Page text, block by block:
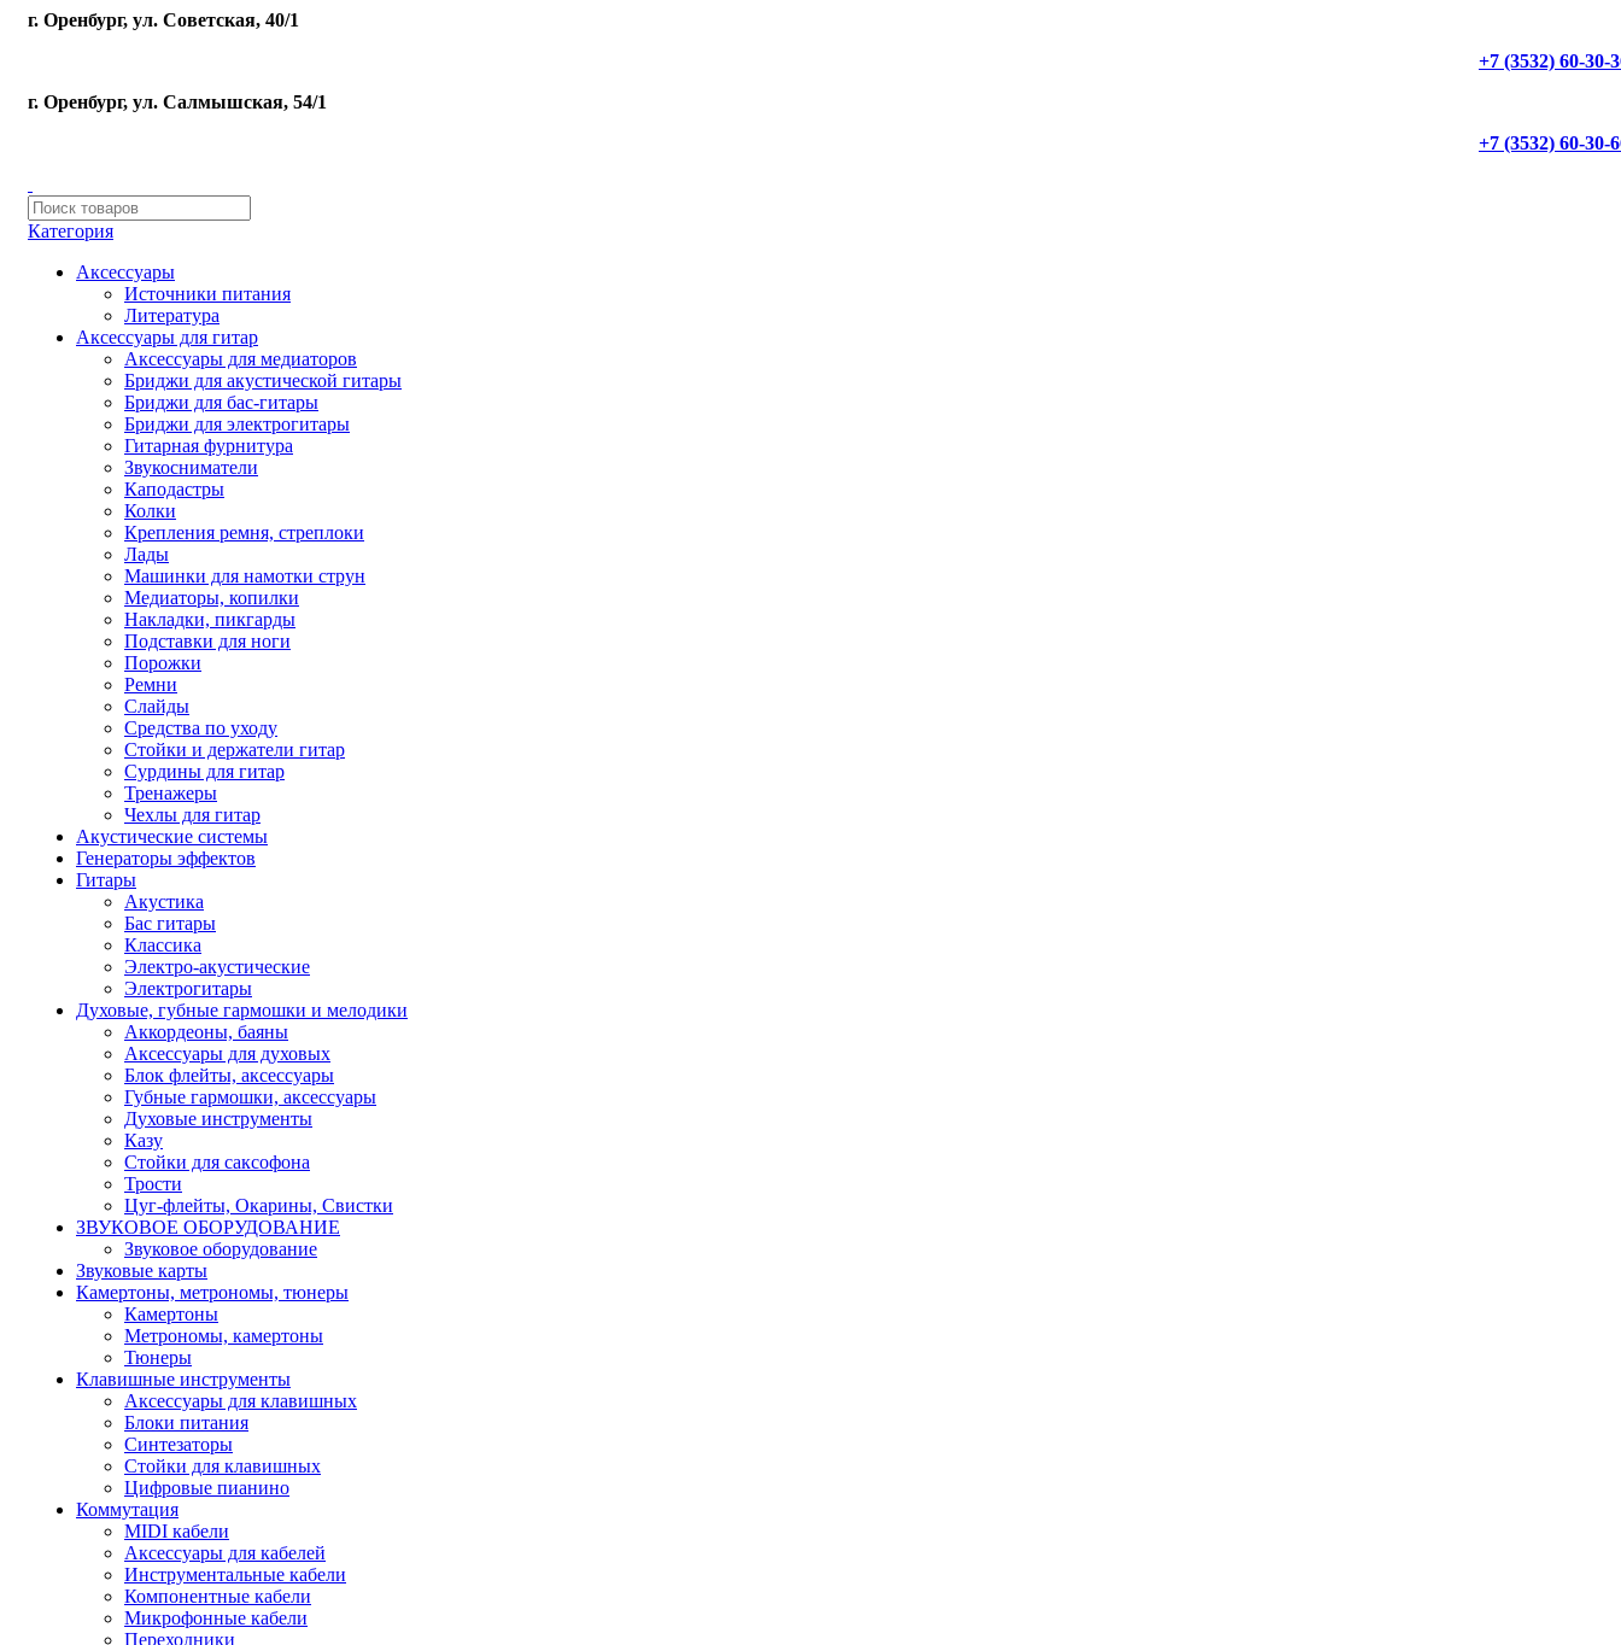
г. Оренбург, ул. Советская, 40/1
+7 (3532) 60-30-
г. Оренбург, ул. Салмышская, 54/1
+7 (3532) 60-30-
Категория
Аксессуары
Источники питания
Литература
Аксессуары для гитар
Аксессуары для медиаторов
Бриджи для акустической гитары
Бриджи для бас-гитары
Бриджи для электрогитары
Гитарная фурнитура
Звукосниматели
Каподастры
Колки
Крепления ремня, стреплоки
Лады
Машинки для намотки струн
Медиаторы, копилки
Накладки, пикгарды
Подставки для ноги
Порожки
Ремни
Слайды
Средства по уходу
Стойки и держатели гитар
Сурдины для гитар
Тренажеры
Чехлы для гитар
Акустические системы
Генераторы эффектов
Гитары
Акустика
Бас гитары
Классика
Электро-акустические
Электрогитары
Духовые, губные гармошки и мелодики
Аккордеоны, баяны
Аксессуары для духовых
Блок флейты, аксессуары
Губные гармошки, аксессуары
Духовые инструменты
Казу
Стойки для саксофона
Трости
Цуг-флейты, Окарины, Свистки
ЗВУКОВОЕ ОБОРУДОВАНИЕ
Звуковое оборудование
Звуковые карты
Камертоны, метрономы, тюнеры
Камертоны
Метрономы, камертоны
Тюнеры
Клавишные инструменты
Аксессуары для клавишных
Блоки питания
Синтезаторы
Стойки для клавишных
Цифровые пианино
Коммутация
MIDI кабели
Аксессуары для кабелей
Инструментальные кабели
Компонентные кабели
Микрофонные кабели
Переходники